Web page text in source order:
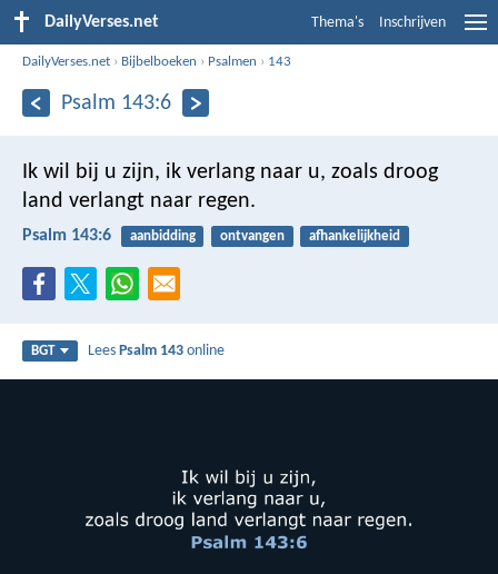
DailyVerses.net Thema's Inschrijven
DailyVerses.net › Bijbelboeken › Psalmen › 143
Psalm 143:6
Ik wil bij u zijn, ik verlang naar u, zoals droog
land verlangt naar regen.
Psalm 143:6 aanbidding ontvangen afhankelijkheid
BGT LeesPsalm 143 online